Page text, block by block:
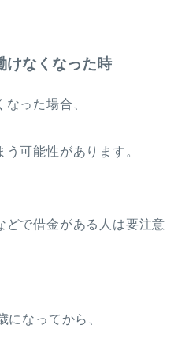
けなくなった時
った場合、
可能性があります。
どで借金がある人は要注意
になってから、